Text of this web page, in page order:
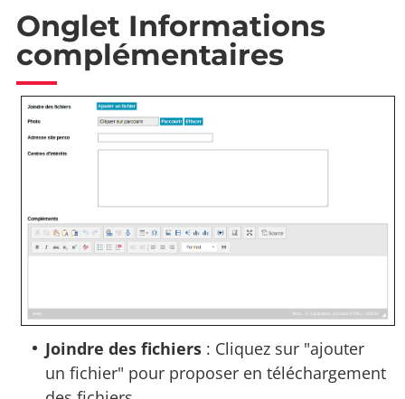
Onglet Informations
complémentaires
Joindre des fichiers : Cliquez sur "ajouter
un fichier" pour proposer en téléchargement